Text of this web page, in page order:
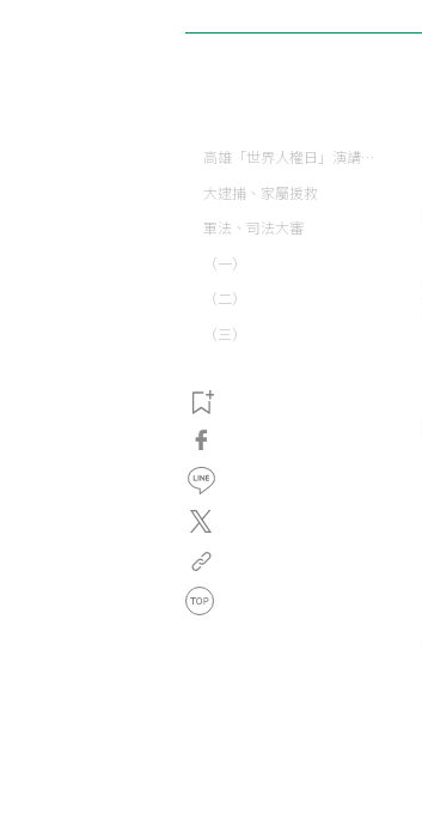
高雄「世界人權日」演講大會
大逮捕、家屬援救
軍法、司法大審
（一）
（二）
（三）